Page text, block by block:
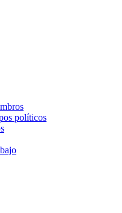
políticos